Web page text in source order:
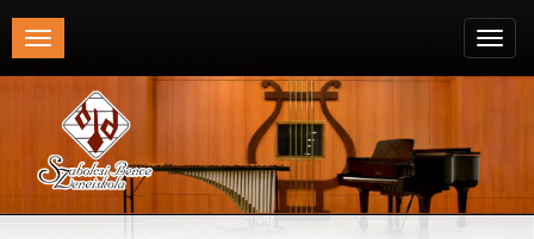
Toggle
navigation